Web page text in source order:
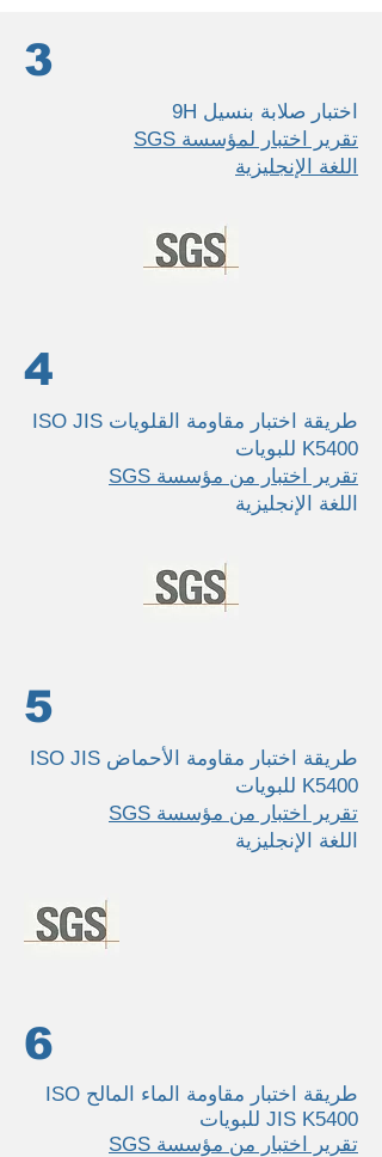
3
اختبار صلابة بنسيل 9H
تقرير اختبار لمؤسسة SGS
اللغة الإنجليزية
4
طريقة اختبار مقاومة القلويات ISO JIS
K5400 للبويات
تقرير اختبار من مؤسسة SGS
اللغة الإنجليزية
5
طريقة اختبار مقاومة الأحماض ISO JIS
K5400 للبويات
تقرير اختبار من مؤسسة SGS
اللغة الإنجليزية
6
طريقة اختبار مقاومة الماء المالح ISO
JIS K5400 للبويات
تقرير اختبار من مؤسسة SGS